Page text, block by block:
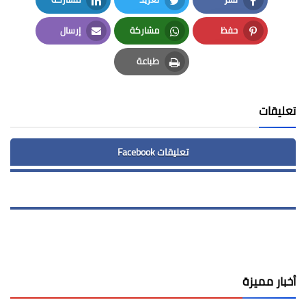
Facebook
Twitter
LinkedIn
حفظ
Pinterest
مشاركة
Whatsapp
إرسال
Email
طباعة
Print
تعليقات
تعليقات Facebook
أخبار مميزة